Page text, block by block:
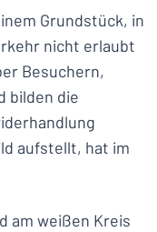
Grundstück, in
nicht erlaubt
Besuchern,
bilden die
aufstellt, hat im
am weißen Kreis